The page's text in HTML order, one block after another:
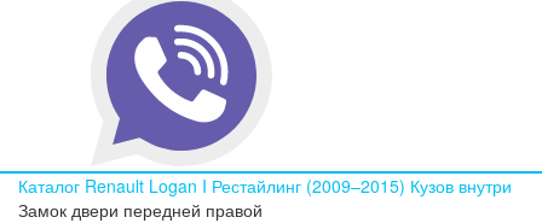
Каталог Renault Logan I Рестайлинг (2009–2015) Кузов внутри
Замок двери передней правой